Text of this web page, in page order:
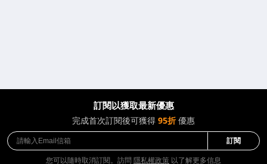
訂閱以獲取最新優惠
完成首次訂閱後可獲得 95折優惠
訂閱
您可以隨時取消訂閱。訪問 隱私權政策 以了解更多信息